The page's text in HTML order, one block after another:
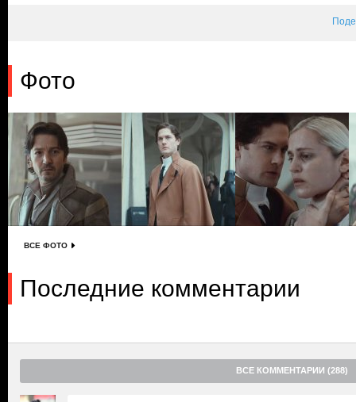
Фото
ВСЕ ФОТО
Последние комментарии
ВСЕ КОММЕНТАРИИ (288)